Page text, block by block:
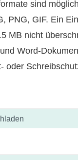
sind
PNG, GIF. Ein
MB nicht
Word-
oder